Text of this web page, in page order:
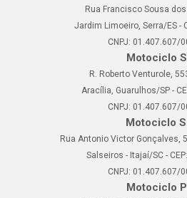
Rua Francisco Sousa
Jardim Limoeiro, Serra/ES -
CNPJ: 01.407.607/
Motociclo
R. Roberto Venturole,
Aracília, Guarulhos/SP -
CNPJ: 01.407.607/
Motociclo
Rua Antonio Victor Gonçalves,
Salseiros - Itajaí/SC -
CNPJ: 01.407.607/
Motociclo